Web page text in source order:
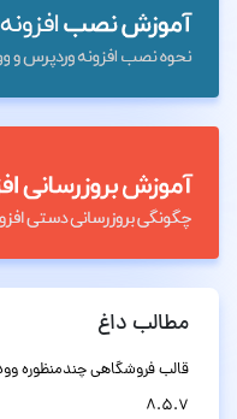
مطالب داغ
8.5.7